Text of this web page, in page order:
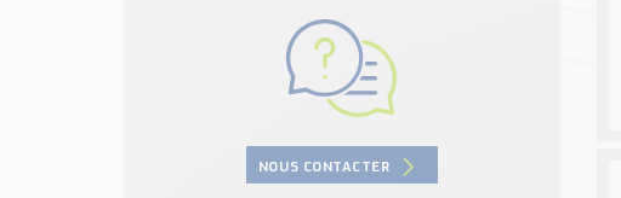
NOUS CONTACTER